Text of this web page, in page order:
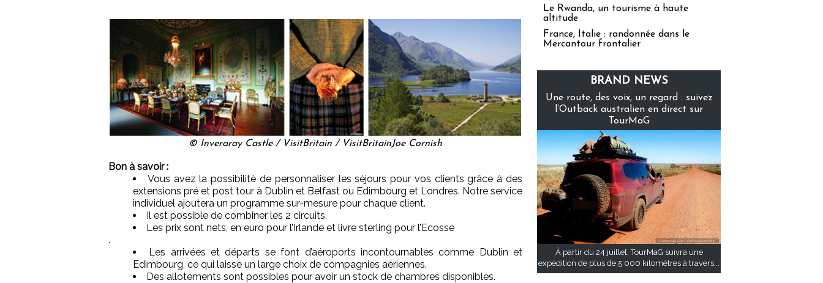
© Inveraray Castle / VisitBritain / VisitBritainJoe Cornish
Bon à savoir :
Vous avez la possibilité de personnaliser les séjours pour vos clients grâce à des
extensions pré et post tour à Dublin et Belfast ou Edimbourg et Londres. Notre service
individuel ajoutera un programme sur-mesure pour chaque client.
Il est possible de combiner les 2 circuits.
Les prix sont nets, en euro pour l’Irlande et livre sterling pour l’Ecosse
.
Les arrivées et départs se font d’aéroports incontournables comme Dublin et
Edimbourg, ce qui laisse un large choix de compagnies aériennes.
Des allotements sont possibles pour avoir un stock de chambres disponibles.
Le Rwanda, un tourisme à haute
altitude
France, Italie : randonnée dans le
Mercantour frontalier
BRAND NEWS
Une route, des voix, un regard : suivez
l’Outback australien en direct sur
TourMaG
À partir du 24 juillet, TourMaG suivra une
expédition de plus de 5 000 kilomètres à travers...